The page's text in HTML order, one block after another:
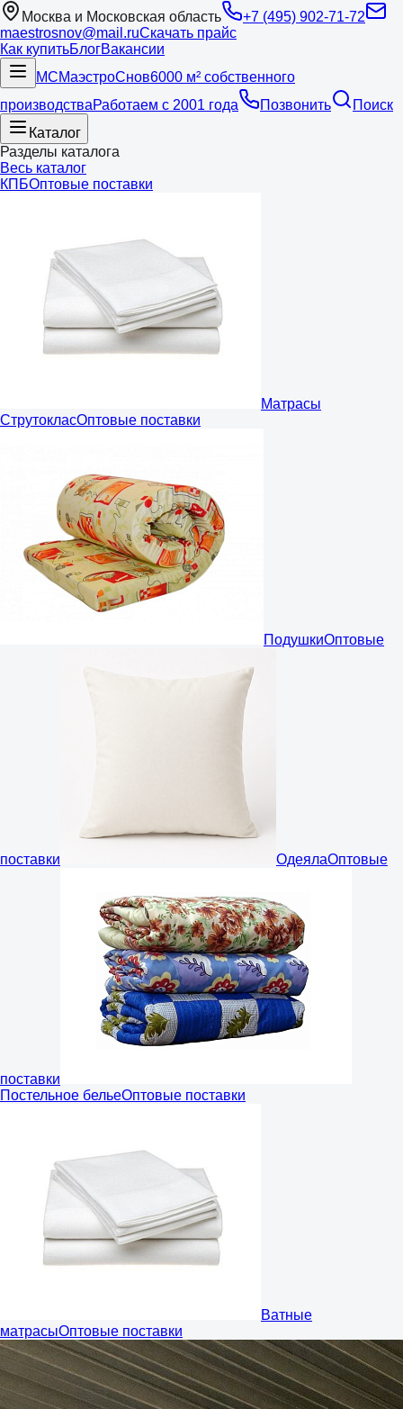
Москва и Московская область
+7 (495) 902-71-72
maestrosnov@mail.ruСкачать прайс
Как купитьБлогВакансии
МСМаэстроСнов6000 м² собственного
производстваРаботаем с 2001 года Позвонить
Поиск
Каталог
Разделы каталога
Весь каталог
КПБОптовые поставки
Матрасы
СтрутокласОптовые поставки
ПодушкиОптовые
поставки ОдеялаОптовые
поставки
Постельное бельеОптовые поставки
Ватные
матрасыОптовые поставки